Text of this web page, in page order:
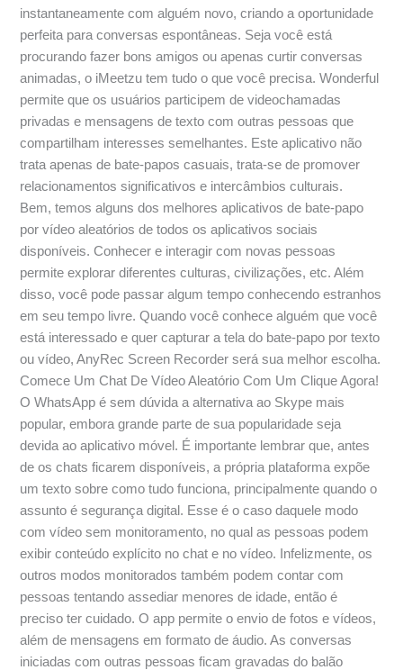
instantaneamente com alguém novo, criando a oportunidade
perfeita para conversas espontâneas. Seja você está
procurando fazer bons amigos ou apenas curtir conversas
animadas, o iMeetzu tem tudo o que você precisa. Wonderful
permite que os usuários participem de videochamadas
privadas e mensagens de texto com outras pessoas que
compartilham interesses semelhantes. Este aplicativo não
trata apenas de bate-papos casuais, trata-se de promover
relacionamentos significativos e intercâmbios culturais.
Bem, temos alguns dos melhores aplicativos de bate-papo
por vídeo aleatórios de todos os aplicativos sociais
disponíveis. Conhecer e interagir com novas pessoas
permite explorar diferentes culturas, civilizações, etc. Além
disso, você pode passar algum tempo conhecendo estranhos
em seu tempo livre. Quando você conhece alguém que você
está interessado e quer capturar a tela do bate-papo por texto
ou vídeo, AnyRec Screen Recorder será sua melhor escolha.
Comece Um Chat De Vídeo Aleatório Com Um Clique Agora!
O WhatsApp é sem dúvida a alternativa ao Skype mais
popular, embora grande parte de sua popularidade seja
devida ao aplicativo móvel. É importante lembrar que, antes
de os chats ficarem disponíveis, a própria plataforma expõe
um texto sobre como tudo funciona, principalmente quando o
assunto é segurança digital. Esse é o caso daquele modo
com vídeo sem monitoramento, no qual as pessoas podem
exibir conteúdo explícito no chat e no vídeo. Infelizmente, os
outros modos monitorados também podem contar com
pessoas tentando assediar menores de idade, então é
preciso ter cuidado. O app permite o envio de fotos e vídeos,
além de mensagens em formato de áudio. As conversas
iniciadas com outras pessoas ficam gravadas do balão